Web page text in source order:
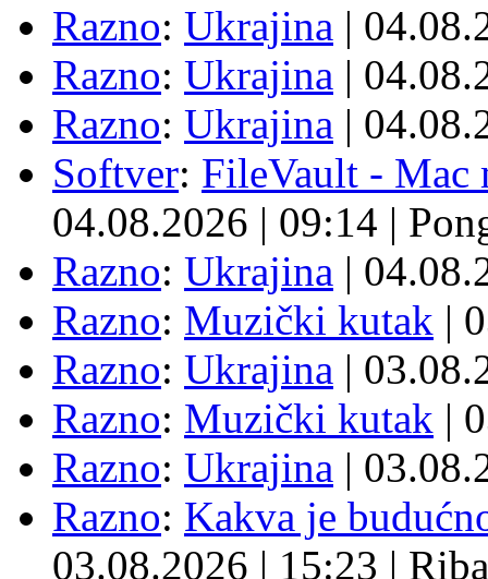
Razno: Ukrajina |
Razno: Ukrajina |
Razno: Ukrajina |
Softver: FileVault - Mac
04.08.2026 | 09:14 |
Razno: Ukrajina |
Razno: Muzički kutak |
Razno: Ukrajina |
Razno: Muzički kutak |
Razno: Ukrajina |
Razno: Kakva je
03.08.2026 | 15:23 | Riba